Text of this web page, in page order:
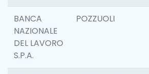
BANCA
NAZIONALE
DEL LAVORO
S.P.A.
POZZUOLI